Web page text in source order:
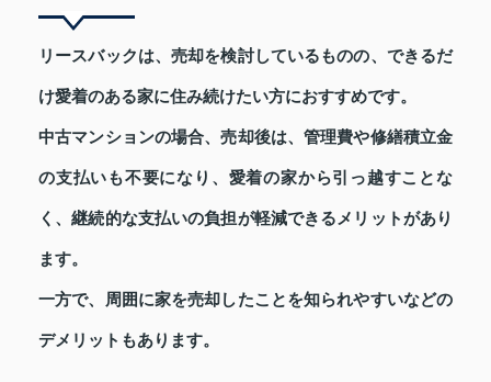
リースバックは、売却を検討しているものの、できるだ
け愛着のある家に住み続けたい方におすすめです。
中古マンションの場合、売却後は、管理費や修繕積立金
の支払いも不要になり、愛着の家から引っ越すことな
く、継続的な支払いの負担が軽減できるメリットがあり
ます。
一方で、周囲に家を売却したことを知られやすいなどの
デメリットもあります。